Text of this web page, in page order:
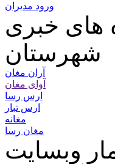
ورود مدیران
های خبری
شهرستان
آران مغان
آوای مغان
ارس رسا
ارس تبار
مغانه
مغان رسا
وبسایت